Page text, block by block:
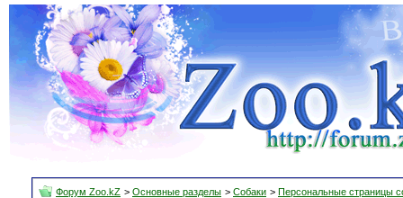
Форум Zoo.kZ > Основные разделы > Собаки > Персональные страницы